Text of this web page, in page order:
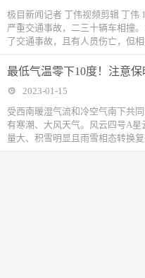
极目新闻记者 丁伟视频剪辑 丁伟
严重交通事故，二三十辆车相撞
了交通事故，且有人员伤亡，但
最低气温零下10度！注意保
2023-01-15
受西南暖湿气流和冷空气南下共
有寒潮、大风天气。风云四号A
量大、积雪明显且雨雪相态转换复